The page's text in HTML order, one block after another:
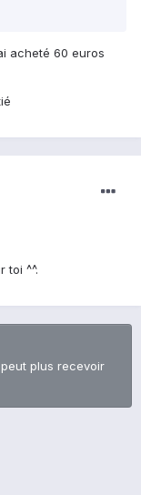
acheté 60 euros
toi ^^.
plus recevoir